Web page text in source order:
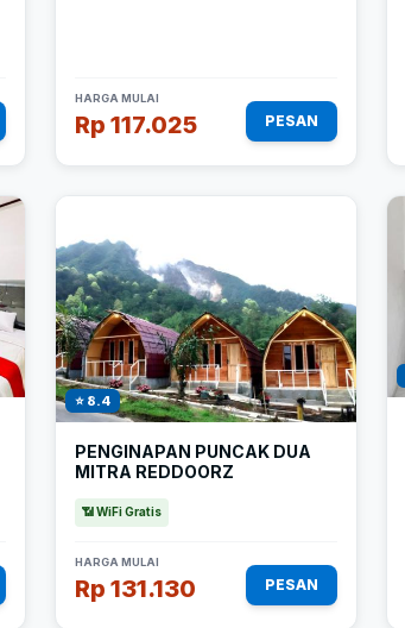
HARGA MULAI
Rp 117.025 PESAN
⭐ 8.4
PENGINAPAN PUNCAK DUA
MITRA REDDOORZ
📶 WiFi Gratis
HARGA MULAI
Rp 131.130 PESAN